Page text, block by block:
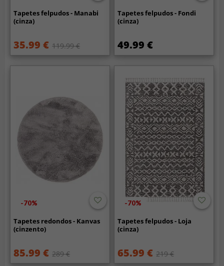
Tapetes felpudos - Manabi
(cinza)
35.99 € 119.99 €
Tapetes felpudos - Fondi
(cinza)
49.99 €
-70%
Tapetes redondos - Kanvas
(cinzento)
85.99 € 289 €
-70%
Tapetes felpudos - Loja
(cinza)
65.99 € 219 €